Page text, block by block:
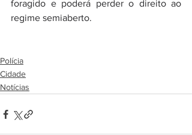
foragido e poderá perder o direito ao
regime semiaberto.
Polícia
Cidade
Notícias